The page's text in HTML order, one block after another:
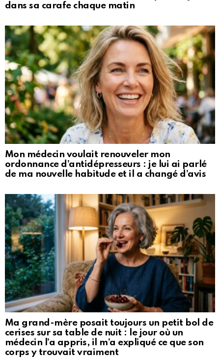
dans sa carafe chaque matin
Mon médecin voulait renouveler mon
ordonnance d’antidépresseurs : je lui ai parlé
de ma nouvelle habitude et il a changé d’avis
Ma grand-mère posait toujours un petit bol de
cerises sur sa table de nuit : le jour où un
médecin l’a appris, il m’a expliqué ce que son
corps y trouvait vraiment